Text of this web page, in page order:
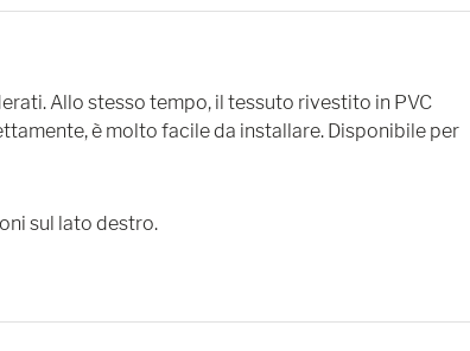
Allo stesso tempo, il tessuto rivestito in PVC
è molto facile da installare. Disponibile per
sul lato destro.